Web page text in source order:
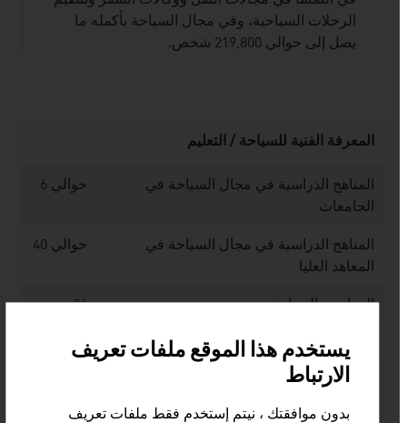
الرحلات السياحية، وفي مجال السياحة بأكمله ما
يصل إلى حوالي 219,800 شخص.
المعرفة الفنية للسياحة / التعليم
المناهج الدراسية في مجال السياحة في
الجامعات
حوالي 6
المناهج الدراسية في مجال السياحة في
المعاهد العليا
حوالي 40
المدارس السياحة 26
الجامعة الخاصة في مجال السياحة 1
المناهج التعليمية للمهن السياحية في نظام
التعليم المزدوج
يستخدم هذا الموقع ملفات تعريف
الارتباط
بدون موافقتك ، نيتم إستخدم فقط ملفات تعريف